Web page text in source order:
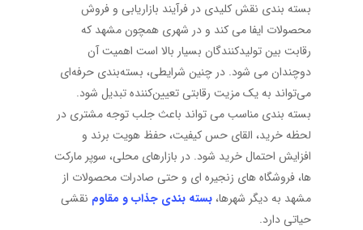
بسته بندی نقش کلیدی در فرآیند بازاریابی و فروش
محصولات ایفا می کند و در شهری همچون مشهد که
رقابت بین تولیدکنندگان بسیار بالا است اهمیت آن
دوچندان می شود. در چنین شرایطی، بسته‌بندی حرفه‌ای
می‌تواند به یک مزیت رقابتی تعیین‌کننده تبدیل شود.
بسته بندی مناسب می تواند باعث جلب توجه مشتری در
لحظه خرید، القای حس کیفیت، حفظ هویت برند و
افزایش احتمال خرید شود. در بازارهای محلی، سوپر مارکت
ها، فروشگاه های زنجیره ای و حتی صادرات محصولات از
مشهد به دیگر شهرها، بسته بندی جذاب و مقاوم نقشی
حیاتی دارد.